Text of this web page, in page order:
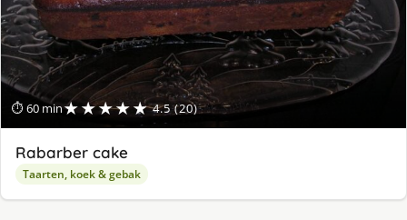
⏱ 60 min★★★★★ 4.5 (20)
Rabarber cake
Taarten, koek & gebak